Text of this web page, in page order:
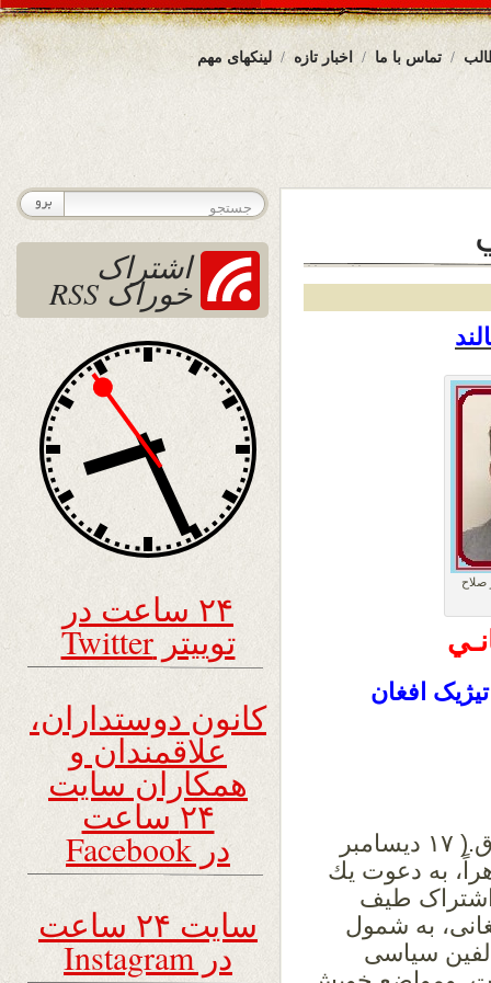
لینکهای مهم اخبار تازه تماس با ما
صلاح
افغان
قراراست دوشنبه ۲۶ قوس سال ۱۴۹۱هـ ق.( ۱۷ دیسامبر
به دعوت يك
اشتراک طیف
به شمول
سیاسی
اشتراک
خوراک RSS
۲۴ ساعت در
توییتر Twitter
کانون دوستداران،
علاقمندان و
همکاران سایت
۲۴ ساعت
در Facebook
سایت ۲۴ ساعت
در Instagram